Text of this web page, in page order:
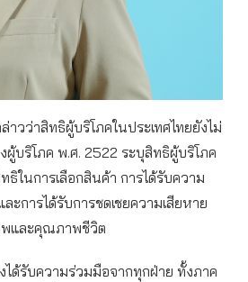
าวว่าสิทธิผู้บริโภคในประเทศไทยยังไม่
บริโภค พ.ศ. 2522 ระบุสิทธิผู้บริโภค
ในการเลือกสินค้า การได้รับความ
การได้รับการชดเชยความเสียหาย
พและคุณภาพชีวิต
ได้รับความร่วมมือจากทุกฝ่าย ทั้งภาค